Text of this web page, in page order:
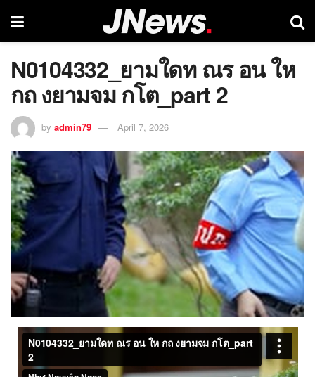
N0104332_ยามใดท ณร อน ให
กถ งยามจม กโต_part 2
by admin79 April 7, 2026